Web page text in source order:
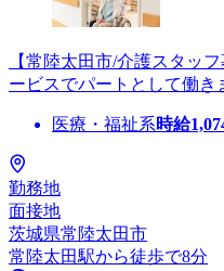
【常陸太田市/介護スタッ
ービスでパートとして働き
医療・福祉系時給
勤務地
面接地
茨城県常陸太田市
常陸太田駅から徒歩で8分